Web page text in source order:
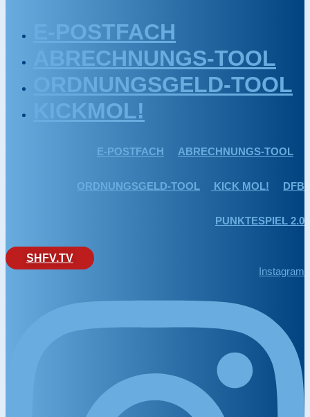
E-POSTFACH
ABRECHNUNGS-TOOL
ORDNUNGSGELD-TOOL
KICKMOL!
E-POSTFACH ABRECHNUNGS-TOOL
ORDNUNGSGELD-TOOL KICK MOL! DFB
PUNKTESPIEL 2.0
SHFV.TV
Instagram